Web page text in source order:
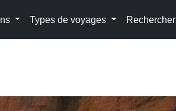
Types de voyages Rechercher